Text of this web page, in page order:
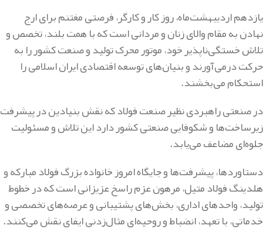
یازدهم اردیبهشت‌ماه، روز کار و کارگر، فرصتی مغتنم برای ارج
نهادن به مقام والای زنان و مردانی است که با همت بلند، تخصص و
تلاش خستگی‌ناپذیر خود، موتور محرک تولید و صنعت کشور را به
حرکت درمی‌آورند و بنیان‌های توسعه اقتصادی ایران اسلامی را
استحکام می‌بخشند.
در صنعتی راهبردی نظیر صنعت فولاد که نقش بنیادین در پیشرفت
زیرساخت‌ها و شکوفایی صنعتی کشور دارد این تلاش و مسئولیت
جلوه‌ای مضاعف می‌یابد.
دستاوردها، پیشرفت‌ها و جایگاه امروز خانواده بزرگ فولاد مبارکه و
هلدینگ فولاد متیل، مرهون عزم راسخ عزیزانی است که در خطوط
تولید، واحدهای اداری، بخش‌های پشتیبانی و عرصه‌های تخصصی و
خدماتی، با تعهد، انضباط و روحیه‌ای مثال‌زدنی ایفای نقش می‌کنند.